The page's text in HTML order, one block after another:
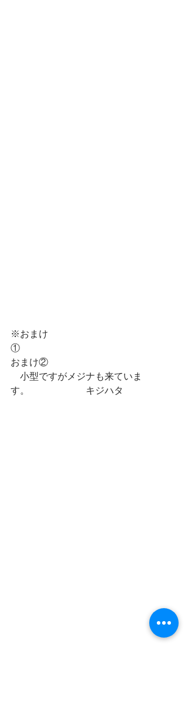
※おまけ
①
おまけ②
小型ですがメジナも来ていま
す。　　　　　　キジハタ